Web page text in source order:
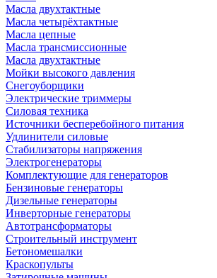
Масла двухтактные
Масла четырёхтактные
Масла цепные
Масла трансмиссионные
Масла двухтактные
Мойки высокого давления
Снегоуборщики
Электрические триммеры
Силовая техника
Источники бесперебойного питания
Удлинители силовые
Стабилизаторы напряжения
Электрогенераторы
Комплектующие для генераторов
Бензиновые генераторы
Дизельные генераторы
Инверторные генераторы
Автотрансформаторы
Строительный инструмент
Бетономешалки
Краскопульты